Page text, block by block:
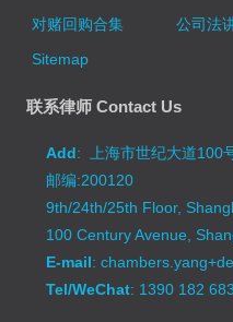
对赌回购合集
公司法
Sitemap
联系律师 Contact Us
Add: 上海市世纪大道100
邮编:200120
9th/24th/25th Floor,
100 Century Avenue,
E-mail:
Tel/WeChat: 1390 182